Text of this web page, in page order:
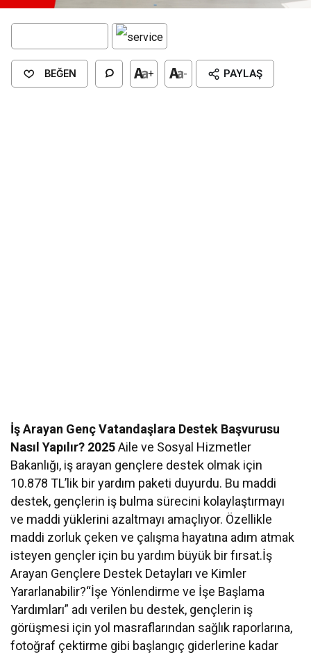
BEĞEN + - PAYLAŞ
İş Arayan Genç Vatandaşlara Destek Başvurusu
Nasıl Yapılır? 2025Aile ve Sosyal Hizmetler
Bakanlığı, iş arayan gençlere destek olmak için
10.878 TL’lik bir yardım paketi duyurdu. Bu maddi
destek, gençlerin iş bulma sürecini kolaylaştırmayı
ve maddi yüklerini azaltmayı amaçlıyor. Özellikle
maddi zorluk çeken ve çalışma hayatına adım atmak
isteyen gençler için bu yardım büyük bir fırsat.İş
Arayan Gençlere Destek Detayları ve Kimler
Yararlanabilir?“İşe Yönlendirme ve İşe Başlama
Yardımları” adı verilen bu destek, gençlerin iş
görüşmesi için yol masraflarından sağlık raporlarına,
fotoğraf çektirme gibi başlangıç giderlerine kadar